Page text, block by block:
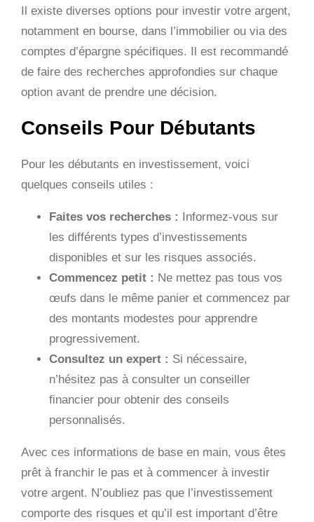
Il existe diverses options pour investir votre argent,
notamment en bourse, dans l’immobilier ou via des
comptes d’épargne spécifiques. Il est recommandé
de faire des recherches approfondies sur chaque
option avant de prendre une décision.
Conseils Pour Débutants
Pour les débutants en investissement, voici
quelques conseils utiles :
Faites vos recherches : Informez-vous sur
les différents types d’investissements
disponibles et sur les risques associés.
Commencez petit : Ne mettez pas tous vos
œufs dans le même panier et commencez par
des montants modestes pour apprendre
progressivement.
Consultez un expert : Si nécessaire,
n’hésitez pas à consulter un conseiller
financier pour obtenir des conseils
personnalisés.
Avec ces informations de base en main, vous êtes
prêt à franchir le pas et à commencer à investir
votre argent. N’oubliez pas que l’investissement
comporte des risques et qu’il est important d’être